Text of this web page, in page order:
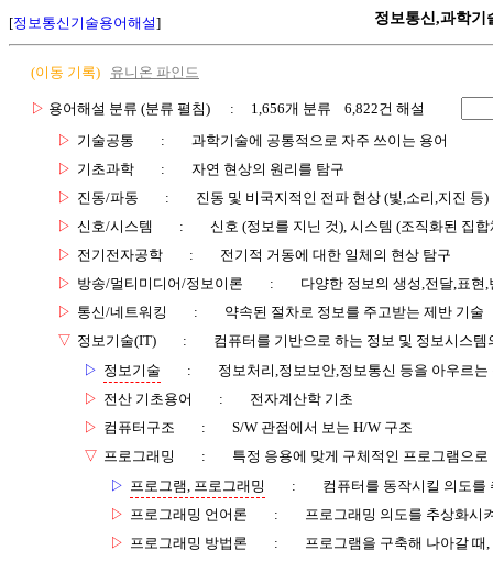
[정보통신기술용어해설] 정보통신,과학기
(이동 기록) 유니온 파인드
▷ 용어해설 분류 (분류 펼침)
: 1,656개 분류 6,822건 해설
▷ 기술공통 :
과학기술에 공통적으로 자주 쓰이는 용어
▷ 기초과학 :
자연 현상의 원리를 탐구
▷ 진동/파동 :
진동 및 비국지적인 전파 현상 (빛,소리,지진 등)
▷ 신호/시스템 :
신호 (정보를 지닌 것), 시스템 (조직화된 집합
▷ 전기전자공학 :
전기적 거동에 대한 일체의 현상 탐구
▷ 방송/멀티미디어/정보이론 :
다양한 정보의 생성,전달,표현
▷ 통신/네트워킹 :
약속된 절차로 정보를 주고받는 제반 기술
▽ 정보기술(IT) :
컴퓨터를 기반으로 하는 정보 및 정보시스템
▷ 정보기술 :
정보처리,정보보안,정보통신 등을 아우르는
▷ 전산 기초용어 :
전자계산학 기초
▷ 컴퓨터구조 :
S/W 관점에서 보는 H/W 구조
▽ 프로그래밍 :
특정 응용에 맞게 구체적인 프로그램으로
▷ 프로그램, 프로그래밍 :
컴퓨터를 동작시킬 의도를
▷ 프로그래밍 언어론 :
프로그래밍 의도를 추상화시
▷ 프로그래밍 방법론 :
프로그램을 구축해 나아갈